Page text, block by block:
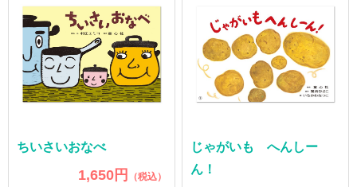
ちいさいおなべ
1,650円 （税込）
じゃがいも へんしー
ん！